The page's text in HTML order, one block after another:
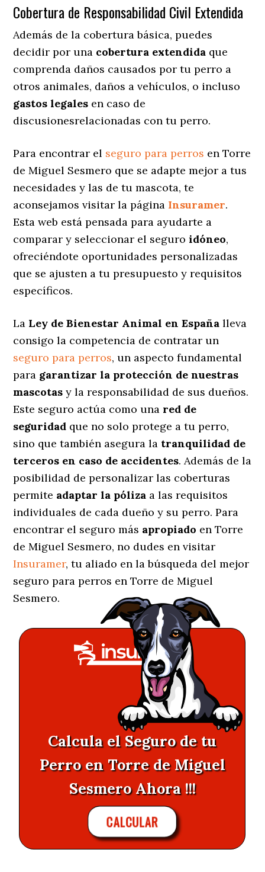
Cobertura de Responsabilidad Civil Extendida
Además de la cobertura básica, puedes
decidir por una cobertura extendida que
comprenda daños causados por tu perro a
otros animales, daños a vehículos, o incluso
gastos legales en caso de
discusionesrelacionadas con tu perro.
Para encontrar el seguro para perros en Torre
de Miguel Sesmero que se adapte mejor a tus
necesidades y las de tu mascota, te
aconsejamos visitar la página Insuramer.
Esta web está pensada para ayudarte a
comparar y seleccionar el seguroidóneo,
ofreciéndote oportunidades personalizadas
que se ajusten a tu presupuesto y requisitos
específicos.
La Ley de Bienestar Animal en España lleva
consigo la competencia de contratar un
seguro para perros, un aspecto fundamental
para garantizar la protección de nuestras
mascotas y la responsabilidad de sus dueños.
Este seguro actúa como una red de
seguridad que no solo protege a tu perro,
sino que también asegura la tranquilidad de
terceros en caso de accidentes. Además de la
posibilidad de personalizar las coberturas
permite adaptar la póliza a las requisitos
individuales de cada dueño y su perro. Para
encontrar el seguro más apropiado en Torre
de Miguel Sesmero, no dudes en visitar
Insuramer, tu aliado en la búsqueda del mejor
seguro para perros en Torre de Miguel
Sesmero.
Calcula el Seguro de tu
Perro en Torre de Miguel
Sesmero Ahora !!!
CALCULAR